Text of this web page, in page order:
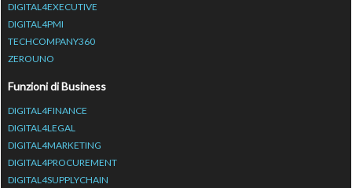
DIGITAL4EXECUTIVE
DIGITAL4PMI
TECHCOMPANY360
ZEROUNO
Funzioni di Business
DIGITAL4FINANCE
DIGITAL4LEGAL
DIGITAL4MARKETING
DIGITAL4PROCUREMENT
DIGITAL4SUPPLYCHAIN